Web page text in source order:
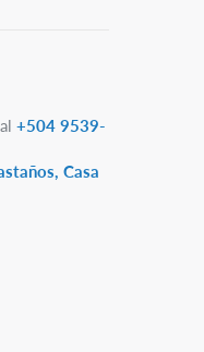
al+504 9539-
Casa